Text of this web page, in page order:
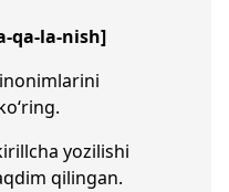
qa-la-nish]
yozilishi
qilingan.